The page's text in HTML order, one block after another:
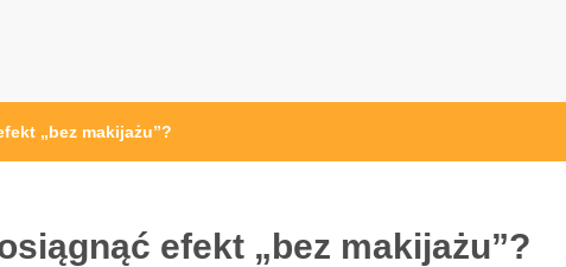
„bez makijażu”?
efekt „bez makijażu”?